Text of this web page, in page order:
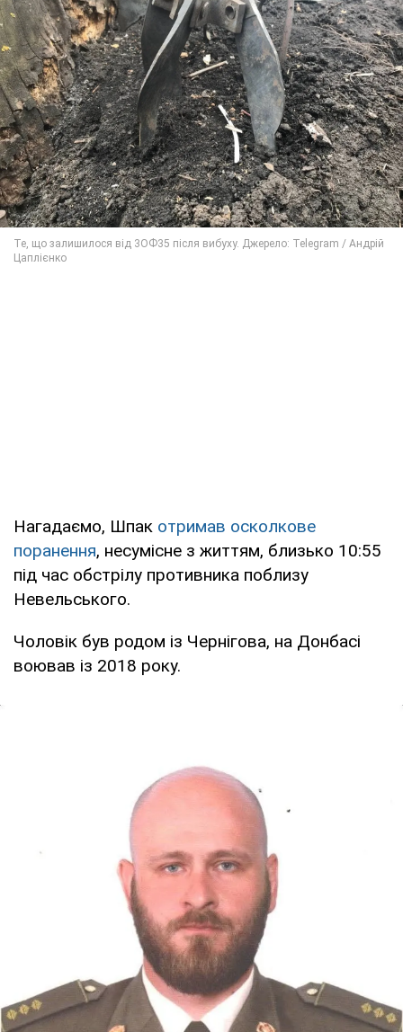
Нагадаємо, Шпак отримав осколкове
поранення, несумісне з життям, близько 10:55
під час обстрілу противника поблизу
Невельського.
Чоловік був родом із Чернігова, на Донбасі
воював із 2018 року.